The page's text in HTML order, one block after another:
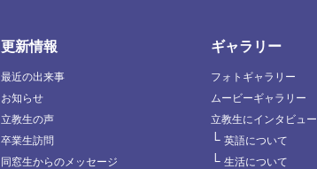
更新情報
最近の出来事
お知らせ
立教生の声
卒業生訪問
同窓生からのメッセージ
ギャラリー
フォトギャラリー
ムービーギャラリー
立教生にインタビュー
└ 英語について
└ 生活について